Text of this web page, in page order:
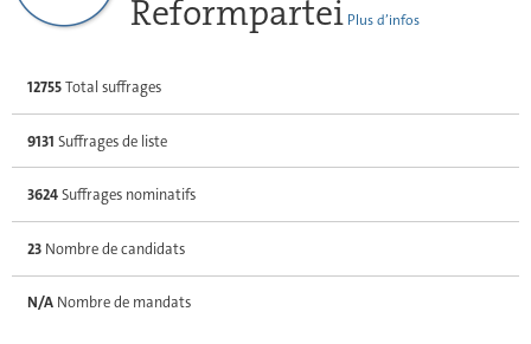
Reformpartei Plus d’infos
12755Total suffrages
9131 Suffrages de liste
3624Suffrages nominatifs
23Nombre de candidats
N/ANombre de mandats